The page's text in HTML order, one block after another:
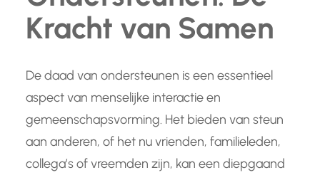
Kracht van Samen
De daad van ondersteunen is een essentieel
aspect van menselijke interactie en
gemeenschapsvorming. Het bieden van steun
aan anderen, of het nu vrienden, familieleden,
collega’s of vreemden zijn, kan een diepgaand